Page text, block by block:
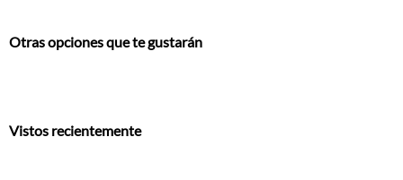
Otras opciones que te gustarán
Vistos recientemente